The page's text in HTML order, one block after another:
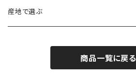
ヒマラヤ水晶
アメジスト（紫水晶）
スモーキークォーツ（煙水晶）
龍彫刻（オニキス）
魔除け・厄除け
癒やし・ヒーリング
産地で選ぶ
商品一覧に戻る